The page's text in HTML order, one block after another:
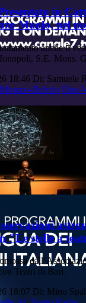
in
Muolo, nel
anche il
S.E. Mons.
18:46 Di: Samuele
Belvito Don-
"Le stelle a
Teatri di Bari
18:07 Di: Mino